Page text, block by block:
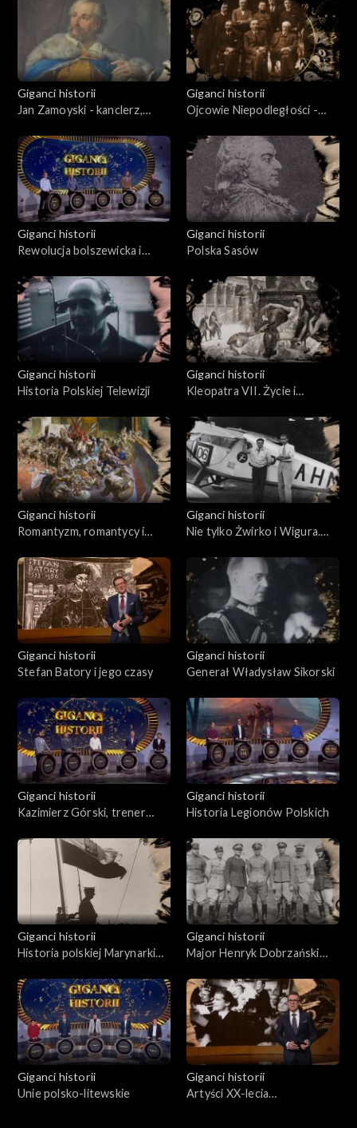
Giganci historii
Jan Zamoyski - kanclerz,
Giganci historii
Ojcowie Niepodległości -
Giganci historii
Rewolucja bolszewicka i
Giganci historii
Polska Sasów
Giganci historii
Historia Polskiej Telewizji
Giganci historii
Kleopatra VII. Życie i
Giganci historii
Romantyzm, romantycy i
wojna, literatura
Giganci historii
Nie tylko Żwirko i Wigura.
lotnictwa w dwudziestoleciu
międzywojennym
Giganci historii
Stefan Batory i jego czasy
Giganci historii
Generał Władysław Sikorski
Giganci historii
Kazimierz Górski, trener
Giganci historii
Historia Legionów Polskich
Giganci historii
Historia polskiej Marynarki
1945
Giganci historii
Major Henryk Dobrzański
Giganci historii
Unie polsko-litewskie
Giganci historii
Artyści XX-lecia